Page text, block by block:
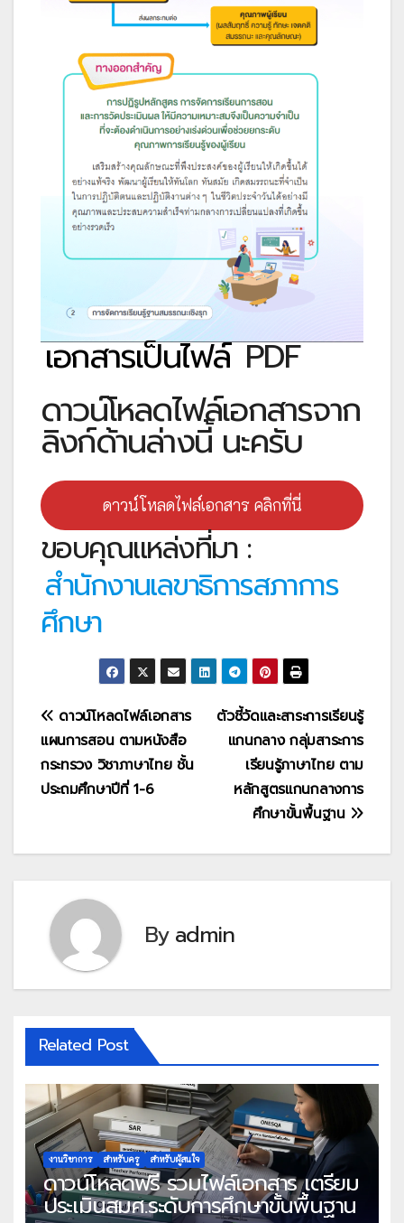
เอกสารเป็นไฟล์PDF
ดาวน์โหลดไฟล์เอกสารจาก
ลิงก์ด้านล่างนี้ นะครับ
ดาวน์โหลดไฟล์เอกสาร คลิกที่นี่
ขอบคุณแหล่งที่มา :
สำนักงานเลขาธิการสภาการ
ศึกษา
แนะแนว
เรื่อง
ตัวชี้วัดและสาระการเรียนรู้
แกนกลาง กลุ่มสาระการ
เรียนรู้ภาษาไทย ตาม
หลักสูตรแกนกลางการ
ศึกษาขั้นพื้นฐาน
ดาวน์โหลดไฟล์เอกสาร
แผนการสอน ตามหนังสือ
กระทรวง วิชาภาษาไทย ชั้น
ประถมศึกษาปีที่ 1-6
Byadmin
Related Post
งานวิชาการ สำหรับครู สำหรับผู้สนใจ
ดาวน์โหลดฟรี รวมไฟล์เอกสาร เตรียม
ประเมินสมศ.ระดับการศึกษาขั้นพื้นฐาน